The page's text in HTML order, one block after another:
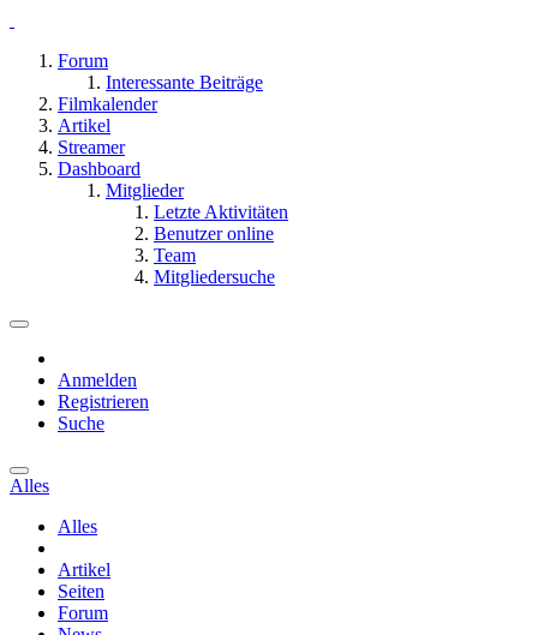
Forum
Interessante Beiträge
Filmkalender
Artikel
Streamer
Dashboard
Mitglieder
Letzte Aktivitäten
Benutzer online
Team
Mitgliedersuche
Anmelden
Registrieren
Suche
Alles
Alles
Artikel
Seiten
Forum